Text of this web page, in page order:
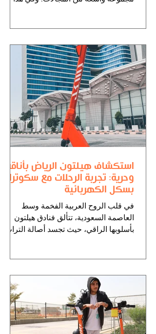
استكشاف هيلتون الرياض بأناقة
وحرية: تجربة الرحلات مع سكوترات
بسكل الكهربائية
في قلب الروح العربية الفخمة وسط
العاصمة السعودية، تتألق فنادق هيلتون
بأسلوبها الراقي، حيث تجسد أصالة التراث